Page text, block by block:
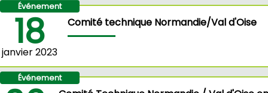
18
janvier 2023
Événement
Comité technique Normandie/Val d'Oise
Événement